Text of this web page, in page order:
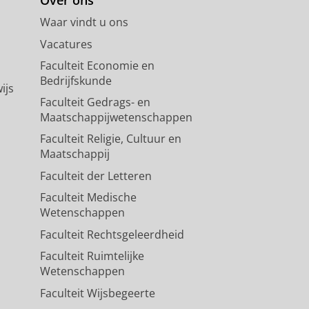
Waar vindt u ons
Vacatures
Faculteit Economie en
Bedrijfskunde
Faculteit Gedrags- en
Maatschappijwetenschappen
Faculteit Religie, Cultuur en
Maatschappij
Faculteit der Letteren
Faculteit Medische
Wetenschappen
Faculteit Rechtsgeleerdheid
Faculteit Ruimtelijke
Wetenschappen
Faculteit Wijsbegeerte